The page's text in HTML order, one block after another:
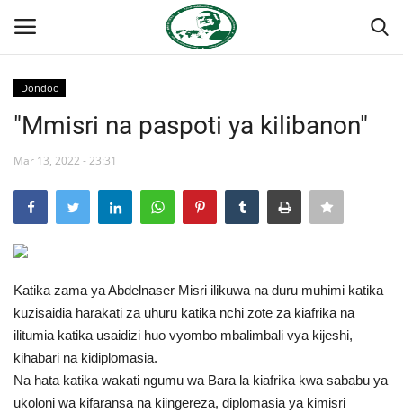
Nyumba
Jukwaa la Nasser la Kimataifa
Wasiliana
Onyesho la Majaribio
Misri
Timu yetu
Dondoo
"Mmisri na paspoti ya kilibanon"
Mar 13, 2022 - 23:31
Katika zama ya Abdelnaser Misri ilikuwa na duru muhimi katika
kuzisaidia harakati za uhuru katika nchi zote za kiafrika na
ilitumia katika usaidizi huo vyombo mbalimbali vya kijeshi,
kihabari na kidiplomasia.
Na hata katika wakati ngumu wa Bara la kiafrika kwa sababu ya
ukoloni wa kifaransa na kiingereza, diplomasia ya kimisri